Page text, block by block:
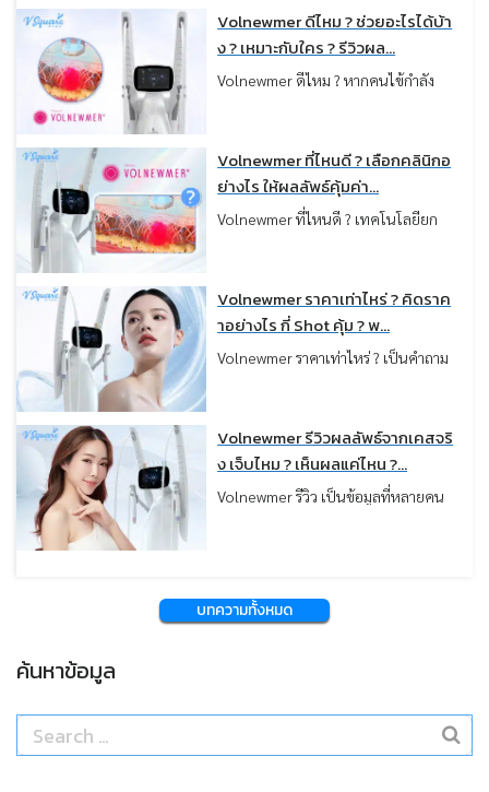
Monopolar RF เหมือนกัน แต่ในความ
เป็นจริง “ผลลัพธ์ที่ได้กลับไม่เหมือน
กัน” บางคนเน้นผิวฟู แน่น แต่บางคน
เน้นกรอบหน้าชัด ลดเหนียง ซึ่งทั้งหมด
Volnewmer ดีไหม ? ช่วยอะไรได้บ้า
ง ? เหมาะกับใคร ? รีวิวผล...
Volnewmer ดีไหม ? หากคนไข้กำลัง
Monopolar RF รุ่นใหม่อย่าง
Volnewmer คือตัวเลือกที่น่าสนใจมาก
ครับ เพราะถูกออกแบบมาเพื่อช่วยแก้
ปัญหาผิวหย่อนคล้อยและกระตุ้นคอล
Volnewmer ที่ไหนดี ? เลือกคลินิกอ
ย่างไร ให้ผลลัพธ์คุ้มค่า...
Volnewmer ที่ไหนดี ? เทคโนโลยียก
ควรเลือกคลินิกอย่างไร ? ให้ปลอดภัย
และได้ผลลัพธ์ตรงตามความคาดหวัง
บทความนี้หมอได้รวบรวมเช็กลิสต์ที่ควร
พิจารณาก่อนทำ เพื่อใช้เป็นแนวทางใน
Volnewmer ราคาเท่าไหร่ ? คิดราค
าอย่างไร กี่ Shot คุ้ม ? พ...
Volnewmer ราคาเท่าไหร่ ? เป็นคำถาม
ผิวจากประเทศเกาหลี ที่กำลังได้รับ
ความนิยมมากขึ้น จากรีวิวเรื่องผลลัพธ์
การยกกระชับที่ชัดเจน ความรู้สึกสบาย
ระหว่างทำ และระดับราคาที่ไม่สูงมาก
Shot และตำแหน่งที่รักษา
Volnewmer รีวิวผลลัพธ์จากเคสจริ
ง เจ็บไหม ? เห็นผลแค่ไหน ?...
Volnewmer รีวิว เป็นข้อมูลที่หลายคน
บทความนี้หมอรวบรวมรีวิวผลลัพธ์ ข้อดี
บทความทั้งหมด
ค้นหาข้อมูล